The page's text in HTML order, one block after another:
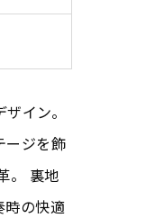
イン。
ージを飾
。 裏地
時の快適